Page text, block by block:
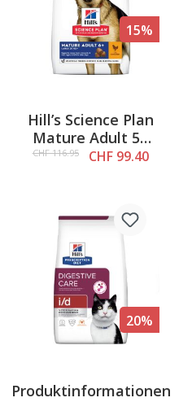
15%
Hill’s Science Plan
Mature Adult 5+
Active Longevity,
CHF 116.95 CHF 99.40
20%
Produktinformationen